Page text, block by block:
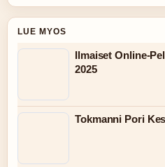
LUE MYOS
Ilmaiset Online-
2025
Tokmanni Pori